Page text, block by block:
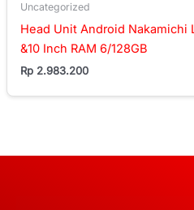
Uncategorized
Head Unit Android Nakamichi
&10 Inch RAM 6/128GB
Rp 2.983.200